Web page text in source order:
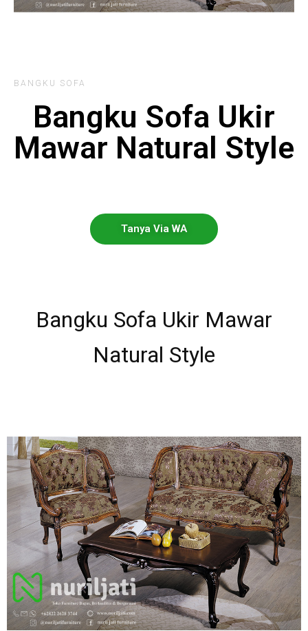
BANGKU SOFA
Bangku Sofa Ukir
Mawar Natural Style
Tanya Via WA
Bangku Sofa Ukir Mawar
Natural Style